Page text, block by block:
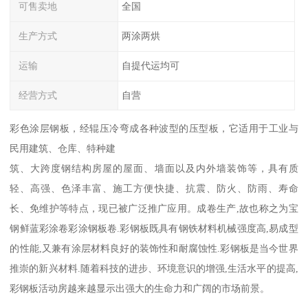
可售卖地 全国
生产方式 两涂两烘
运输 自提代运均可
经营方式 自营
彩色涂层钢板，经辊压冷弯成各种波型的压型板，它适用于工业与
民用建筑、仓库、特种建
筑、大跨度钢结构房屋的屋面、墙面以及内外墙装饰等，具有质
轻、高强、色泽丰富、施工方便快捷、抗震、防火、防雨、寿命
长、免维护等特点，现已被广泛推广应用。成卷生产,故也称之为宝
钢鲜蓝彩涂卷彩涂钢板卷.彩钢板既具有钢铁材料机械强度高,易成型
的性能,又兼有涂层材料良好的装饰性和耐腐蚀性.彩钢板是当今世界
推崇的新兴材料.随着科技的进步、环境意识的增强,生活水平的提高,
彩钢板活动房越来越显示出强大的生命力和广阔的市场前景。